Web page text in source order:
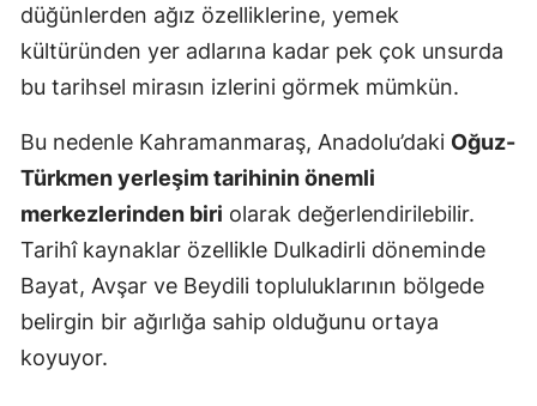
düğünlerden ağız özelliklerine, yemek
kültüründen yer adlarına kadar pek çok unsurda
bu tarihsel mirasın izlerini görmek mümkün.
Bu nedenle Kahramanmaraş, Anadolu’daki Oğuz-
Türkmen yerleşim tarihinin önemli
merkezlerinden biri olarak değerlendirilebilir.
Tarihî kaynaklar özellikle Dulkadirli döneminde
Bayat, Avşar ve Beydili topluluklarının bölgede
belirgin bir ağırlığa sahip olduğunu ortaya
koyuyor.